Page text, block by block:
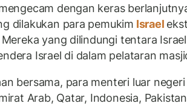
dengan keras
dilakukan para pemukim Israel
yang dilindungi tentara
Israel di dalam pelataran
bersama, para menteri luar negeri
Arab, Qatar, Indonesia,